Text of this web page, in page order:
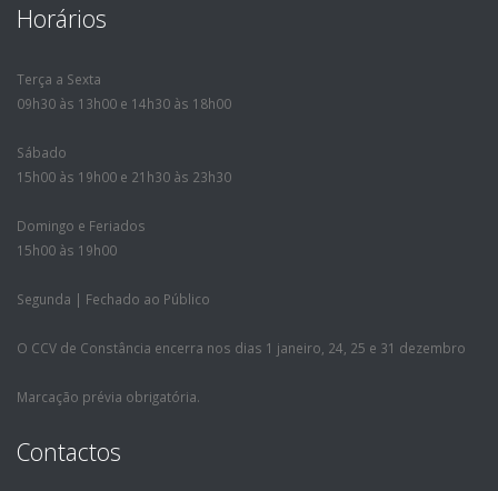
Horários
Terça a Sexta
09h30 às 13h00 e 14h30 às 18h00
Sábado
15h00 às 19h00 e 21h30 às 23h30
Domingo e Feriados
15h00 às 19h00
Segunda | Fechado ao Público
O CCV de Constância encerra nos dias 1 janeiro, 24, 25 e 31 dezembro
Marcação prévia obrigatória.
Contactos